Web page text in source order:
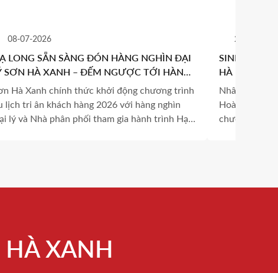
08-07-2026
LONG SẴN SÀNG ĐÓN HÀNG NGHÌN ĐẠI
SƠN HÀ XANH – ĐẾM NGƯỢC TỚI HÀNH
BÙNG NỔ MÙA HÈ 2026
Hà Xanh chính thức khởi động chương trình
lịch tri ân khách hàng 2026 với hàng nghìn
lý và Nhà phân phối tham gia hành trình Hạ
25-06-2026
SINH NHẬT
HÀ – DẤU
NHỮNG GIÁ
Nhân dịp
Hoàng Hà,
chương trình
HÀ XANH